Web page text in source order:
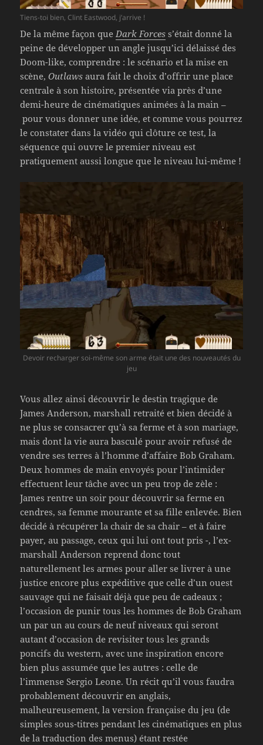
Tiens-toi bien, Clint Eastwood, j’arrive !
De la même façon que Dark Forces s’était donné la
peine de développer un angle jusqu’ici délaissé des
Doom-like, comprendre : le scénario et la mise en
scène,Outlaws aura fait le choix d’offrir une place
centrale à son histoire, présentée via près d’une
demi-heure de cinématiques animées à la main –
pour vous donner une idée, et comme vous pourrez
le constater dans la vidéo qui clôture ce test, la
séquence qui ouvre le premier niveau est
pratiquement aussi longue que le niveau lui-même !
Devoir recharger soi-même son arme était une des nouveautés du
jeu
Vous allez ainsi découvrir le destin tragique de
James Anderson, marshall retraité et bien décidé à
ne plus se consacrer qu’à sa ferme et à son mariage,
mais dont la vie aura basculé pour avoir refusé de
vendre ses terres à l’homme d’affaire Bob Graham.
Deux hommes de main envoyés pour l’intimider
effectuent leur tâche avec un peu trop de zèle :
James rentre un soir pour découvrir sa ferme en
cendres, sa femme mourante et sa fille enlevée. Bien
décidé à récupérer la chair de sa chair – et à faire
payer, au passage, ceux qui lui ont tout pris -, l’ex-
marshall Anderson reprend donc tout
naturellement les armes pour aller se livrer à une
justice encore plus expéditive que celle d’un ouest
sauvage qui ne faisait déjà que peu de cadeaux ;
l’occasion de punir tous les hommes de Bob Graham
un par un au cours de neuf niveaux qui seront
autant d’occasion de revisiter tous les grands
poncifs du western, avec une inspiration encore
bien plus assumée que les autres : celle de
l’immense Sergio Leone. Un récit qu’il vous faudra
probablement découvrir en anglais,
malheureusement, la version française du jeu (de
simples sous-titres pendant les cinématiques en plus
de la traduction des menus) étant restée